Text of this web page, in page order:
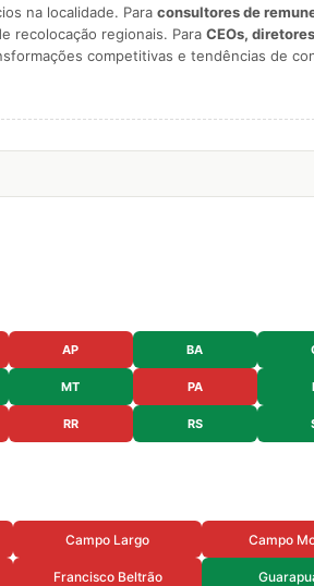
na localidade. Para consultores de
recolocação regionais. Para CEOs,
competitivas e tendências de
AP BA
MT PA
RR RS
Campo Largo Campo
Francisco Beltrão